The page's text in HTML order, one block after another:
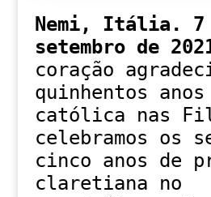
Nemi, Itália. 7
setembro de
coração
quinhentos
católica nas
celebramos os
cinco anos de
claretiana no